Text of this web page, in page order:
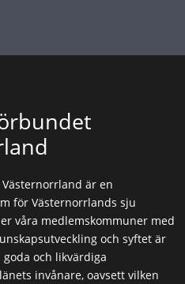
är en
för Västernorrlands sju
våra medlemskommuner med
och syftet är
och likvärdiga
invånare, oavsett vilken